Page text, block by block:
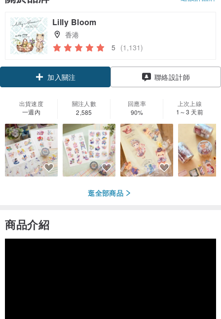
Lilly Bloom
香港
5 (1,131)
加入關注 聯絡設計師
出貨速度
一週內
關注人數
2,585
回應率
90%
上次上線
1～3 天前
逛全部商品
商品介紹